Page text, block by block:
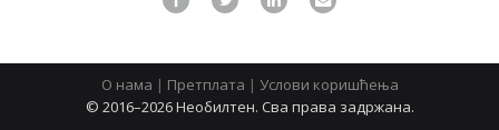
О нама | Претплата | Услови коришћења
© 2016–2026 Необилтен. Сва права задржана.